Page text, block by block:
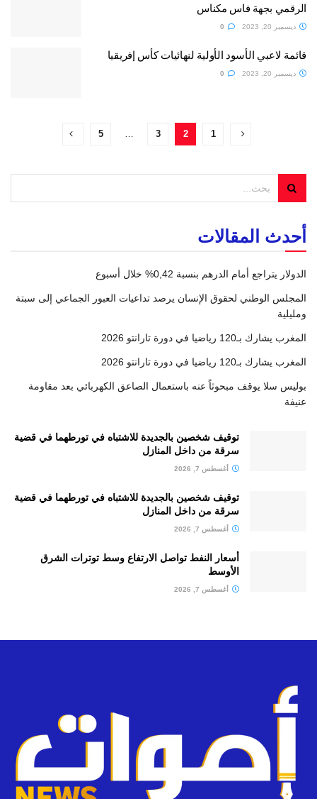
الرقمي بجهة فاس مكناس
ديسمبر 20, 2023
قائمة لاعبي الأسود الأولية لنهائيات كأس إفريقيا
ديسمبر 20, 2023
1
2
3
…
5
أحدث المقالات
الدولار يتراجع أمام الدرهم بنسبة 0,42% خلال أسبوع
المجلس الوطني لحقوق الإنسان يرصد تداعيات العبور الجماعي إلى سبتة
ومليلية
المغرب يشارك بـ120 رياضيا في دورة تارانتو 2026
المغرب يشارك بـ120 رياضيا في دورة تارانتو 2026
بوليس سلا يوقف مبحوثاً عنه باستعمال الصاعق الكهربائي بعد مقاومة
عنيفة
توقيف شخصين بالجديدة للاشتباه في تورطهما في قضية
سرقة من داخل المنازل
أغسطس 7, 2026
توقيف شخصين بالجديدة للاشتباه في تورطهما في قضية
سرقة من داخل المنازل
أغسطس 7, 2026
أسعار النفط تواصل الارتفاع وسط توترات الشرق
الأوسط
أغسطس 7, 2026